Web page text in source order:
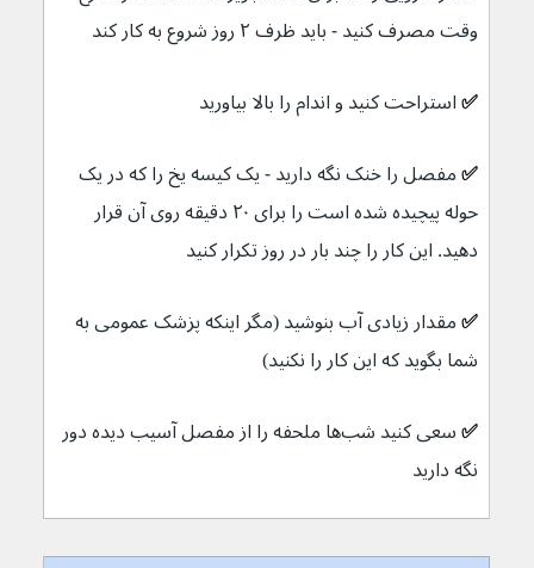
وقت مصرف کنید - باید ظرف ۲ روز شروع به کار کند
✅ استراحت کنید و اندام را بالا بیاورید
✅ مفصل را خنک نگه دارید - یک کیسه یخ را که در یک
حوله پیچیده شده است را برای ۲۰ دقیقه روی آن قرار
دهید. این کار را چند بار در روز تکرار کنید
✅ مقدار زیادی آب بنوشید (مگر اینکه پزشک عمومی به
شما بگوید که این کار را نکنید)
✅
سعی کنید شب‌ها ملحفه را از مفصل آسیب دیده دور
نگه دارید